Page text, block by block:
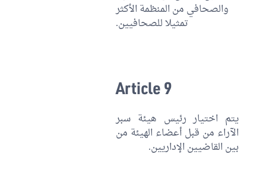
والصحافي من المنظمة الأكثر
تمثيلا للصحافيين.
Article 9
يتم اختيار رئيس هيئة سبر
الآراء من قبل أعضاء الهيئة من
بين القاضيين الإداريين.